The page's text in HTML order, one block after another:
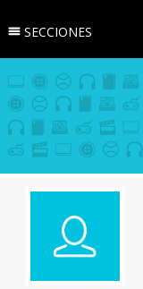
SECCIONES